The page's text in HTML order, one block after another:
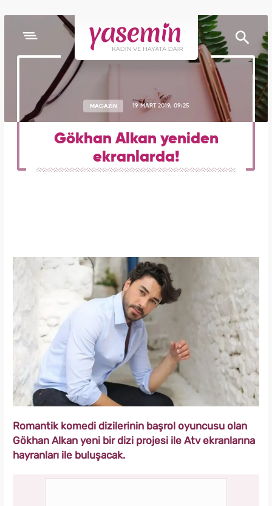
MAGAZİN 19 MART 2019, 09:25
Gökhan Alkan yeniden
ekranlarda!
Romantik komedi dizilerinin başrol oyuncusu olan
Gökhan Alkan yeni bir dizi projesi ile Atv ekranlarına
hayranları ile buluşacak.